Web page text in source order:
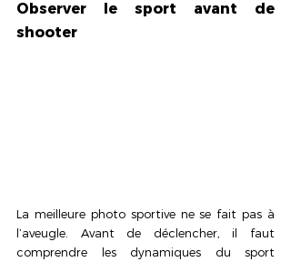
Observer le sport avant de
shooter
La meilleure photo sportive ne se fait pas à
l’aveugle. Avant de déclencher, il faut
comprendre les dynamiques du sport